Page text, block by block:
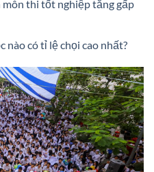
thi tốt nghiệp tăng gấp
nào có tỉ lệ chọi cao nhất?